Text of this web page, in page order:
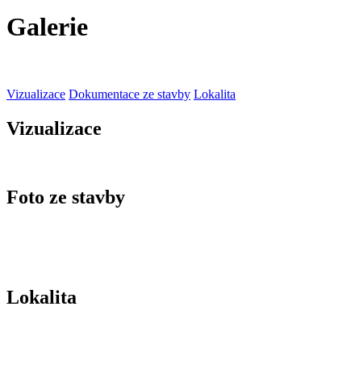
Galerie
Vizualizace Dokumentace ze stavby Lokalita
Vizualizace
Foto ze stavby
Lokalita